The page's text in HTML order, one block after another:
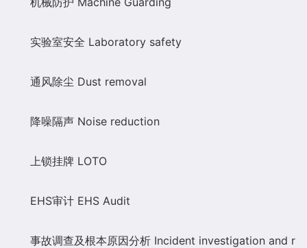
实验室安全 Laboratory safety
通风除尘 Dust removal
降噪隔声 Noise reduction
上锁挂牌 LOTO
EHS审计 EHS Audit
事故调查及根本原因分析 Incident investigation and r